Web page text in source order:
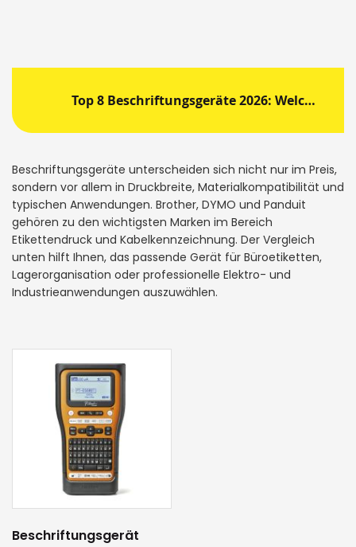
Top 8 Beschriftungsgeräte 2026: Welches lohnt sich?
Beschriftungsgeräte unterscheiden sich nicht nur im Preis,
sondern vor allem in Druckbreite, Materialkompatibilität und
typischen Anwendungen. Brother, DYMO und Panduit
gehören zu den wichtigsten Marken im Bereich
Etikettendruck und Kabelkennzeichnung. Der Vergleich
unten hilft Ihnen, das passende Gerät für Büroetiketten,
Lagerorganisation oder professionelle Elektro- und
Industrieanwendungen auszuwählen.
Beschriftungsgerät